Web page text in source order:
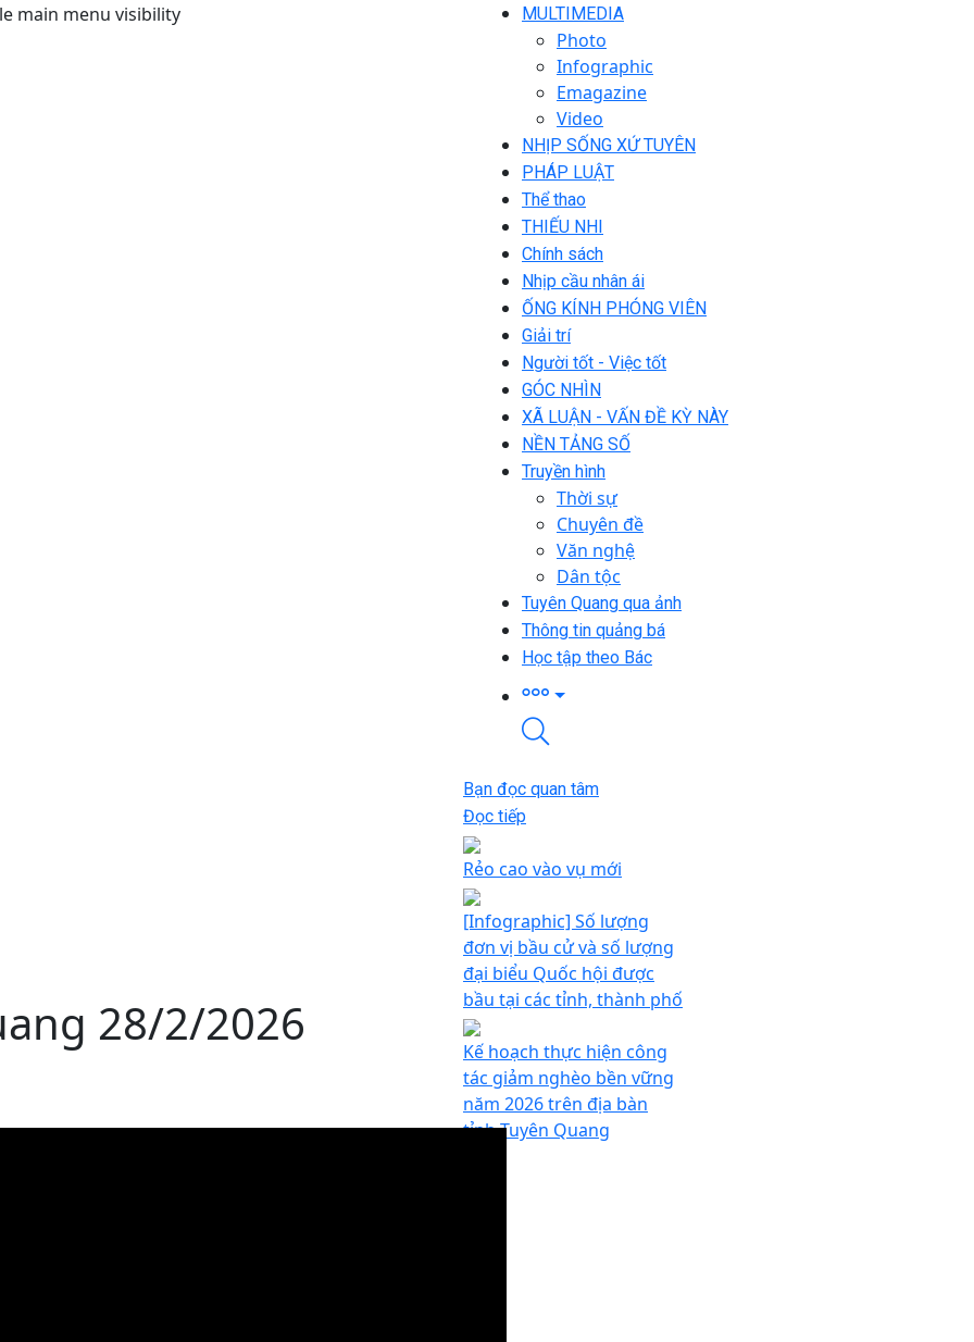
main menu visibility
MULTIMEDIA
Photo
Infographic
Emagazine
Video
NHỊP SỐNG XỨ TUYÊN
PHÁP LUẬT
Thể thao
THIẾU NHI
Chính sách
Nhịp cầu nhân ái
ỐNG KÍNH PHÓNG VIÊN
Giải trí
Người tốt - Việc tốt
GÓC NHÌN
XÃ LUẬN - VẤN ĐỀ KỲ NÀY
NỀN TẢNG SỐ
Truyền hình
Thời sự
Chuyên đề
Văn nghệ
Dân tộc
Tuyên Quang qua ảnh
Thông tin quảng bá
Học tập theo Bác
28/2/2026
Bạn đọc quan tâm
Đọc tiếp
Rẻo cao vào vụ mới
[Infographic] Số lượng
đơn vị bầu cử và số lượng
đại biểu Quốc hội được
bầu tại các tỉnh, thành phố
Kế hoạch thực hiện công
tác giảm nghèo bền vững
năm 2026 trên địa bàn
tỉnh Tuyên Quang